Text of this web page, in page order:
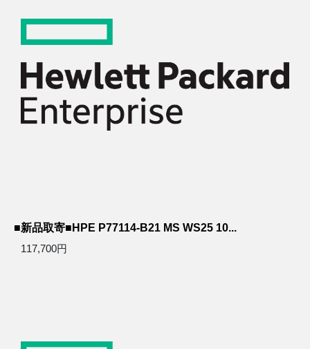
■新品取寄■HPE P77114-B21 MS WS25 10...
117,700円